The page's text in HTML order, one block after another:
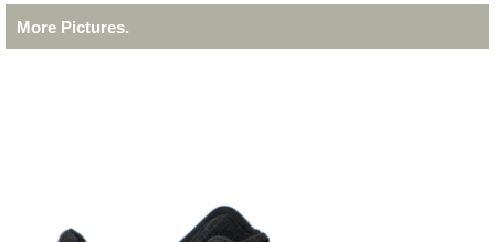
More Pictures.